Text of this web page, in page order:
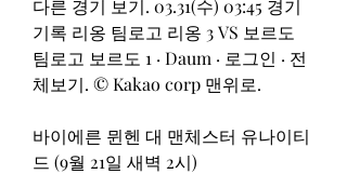
다른 경기 보기. 03.31(수) 03:45 경기
기록 리옹 팀로고 리옹 3 VS 보르도
팀로고 보르도 1 · Daum · 로그인 · 전
체보기. © Kakao corp 맨위로.
바이에른 뮌헨 대 맨체스터 유나이티
드 (9월 21일 새벽 2시)